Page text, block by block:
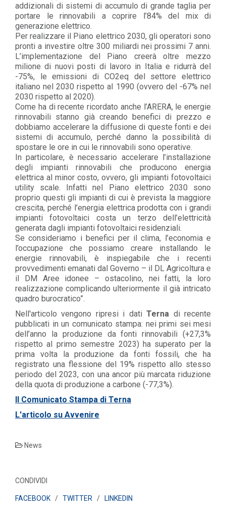
addizionali di sistemi di accumulo di grande taglia per
portare le rinnovabili a coprire l’84% del mix di
generazione elettrico.
Per realizzare il Piano elettrico 2030, gli operatori sono
pronti a investire oltre 300 miliardi nei prossimi 7 anni.
L’implementazione del Piano creerà oltre mezzo
milione di nuovi posti di lavoro in Italia e ridurrà del
-75%, le emissioni di CO2eq del settore elettrico
italiano nel 2030 rispetto al 1990 (ovvero del -67% nel
2030 rispetto al 2020).
Come ha di recente ricordato anche l’ARERA, le energie
rinnovabili stanno già creando benefici di prezzo e
dobbiamo accelerare la diffusione di queste fonti e dei
sistemi di accumulo, perché danno la possibilità di
spostare le ore in cui le rinnovabili sono operative.
In particolare, è necessario accelerare l’installazione
degli impianti rinnovabili che producono energia
elettrica al minor costo, ovvero, gli impianti fotovoltaici
utility scale. Infatti nel Piano elettrico 2030 sono
proprio questi gli impianti di cui è prevista la maggiore
crescita, perché l’energia elettrica prodotta con i grandi
impianti fotovoltaici costa un terzo dell’elettricità
generata dagli impianti fotovoltaici residenziali.
Se consideriamo i benefici per il clima, l’economia e
l’occupazione che possiamo creare installando le
energie rinnovabili, è inspiegabile che i recenti
provvedimenti emanati dal Governo – il DL Agricoltura e
il DM Aree idonee – ostacolino, nei fatti, la loro
realizzazione complicando ulteriormente il già intricato
quadro burocratico”.
Nell'articolo vengono ripresi i datiTerna di recente
pubblicati in un comunicato stampa: nei primi sei mesi
dell’anno la produzione da fonti rinnovabili (+27,3%
rispetto al primo semestre 2023) ha superato per la
prima volta la produzione da fonti fossili, che ha
registrato una flessione del 19% rispetto allo stesso
periodo del 2023, con una ancor più marcata riduzione
della quota di produzione a carbone (-77,3%).
Il Comunicato Stampa di Terna
L'articolo su Avvenire
News
CONDIVIDI
FACEBOOK / TWITTER / LINKEDIN